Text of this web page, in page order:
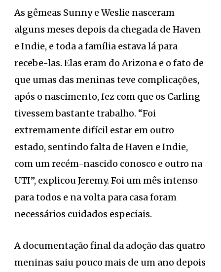
As gêmeas Sunny e Weslie nasceram
alguns meses depois da chegada de Haven
e Indie, e toda a família estava lá para
recebe-las. Elas eram do Arizona e o fato de
que umas das meninas teve complicações,
após o nascimento, fez com que os Carling
tivessem bastante trabalho. “Foi
extremamente difícil estar em outro
estado, sentindo falta de Haven e Indie,
com um recém-nascido conosco e outro na
UTI”, explicou Jeremy. Foi um mês intenso
para todos e na volta para casa foram
necessários cuidados especiais.
A documentação final da adoção das quatro
meninas saiu pouco mais de um ano depois